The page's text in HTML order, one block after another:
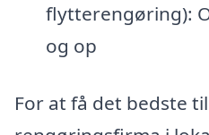
flytterengøring):
og op
For at få det bedste